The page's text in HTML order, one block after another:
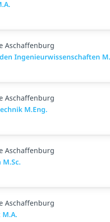
Aschaffenburg
Ingenieurwissenschaften
Aschaffenburg
M.Eng.
Aschaffenburg
Aschaffenburg